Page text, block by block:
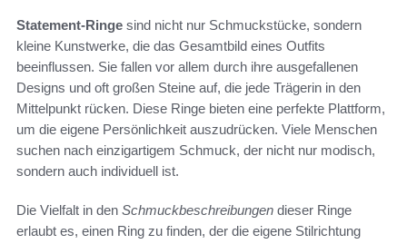
Statement-Ringe sind nicht nur Schmuckstücke, sondern
kleine Kunstwerke, die das Gesamtbild eines Outfits
beeinflussen. Sie fallen vor allem durch ihre ausgefallenen
Designs und oft großen Steine auf, die jede Trägerin in den
Mittelpunkt rücken. Diese Ringe bieten eine perfekte Plattform,
um die eigene Persönlichkeit auszudrücken. Viele Menschen
suchen nach einzigartigem Schmuck, der nicht nur modisch,
sondern auch individuell ist.
Die Vielfalt in den Schmuckbeschreibungen dieser Ringe
erlaubt es, einen Ring zu finden, der die eigene Stilrichtung